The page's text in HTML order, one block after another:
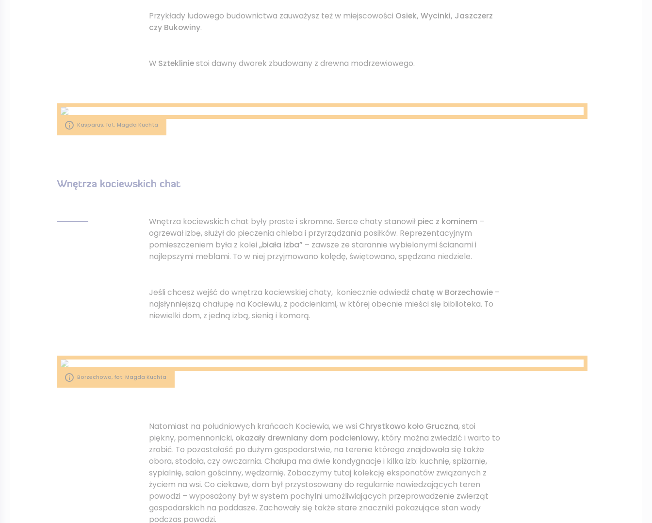
Przykłady ludowego budownictwa zauważysz też w miejscowości Osiek, Wycinki, Jaszczerz
czy Bukowiny.
W Sztekliniestoi dawny dworek zbudowany z drewna modrzewiowego.
Kasparus, fot. Magda Kuchta
Wnętrza kociewskich chat
Wnętrza kociewskich chat były proste i skromne. Serce chaty stanowił piec z kominem –
ogrzewał izbę, służył do pieczenia chleba i przyrządzania posiłków. Reprezentacyjnym
pomieszczeniem była z kolei „biała izba” – zawsze ze starannie wybielonymi ścianami i
najlepszymi meblami. To w niej przyjmowano kolędę, świętowano, spędzano niedziele.
Jeśli chcesz wejść do wnętrza kociewskiej chaty, koniecznie odwiedź chatę w Borzechowie –
najsłynniejszą chałupę na Kociewiu, z podcieniami, w której obecnie mieści się biblioteka. To
niewielki dom, z jedną izbą, sienią i komorą.
Borzechowo, fot. Magda Kuchta
Natomiast na południowych krańcach Kociewia, we wsi Chrystkowo koło Gruczna, stoi
piękny, pomennonicki, okazały drewniany dom podcieniowy, który można zwiedzić i warto to
zrobić. To pozostałość po dużym gospodarstwie, na terenie którego znajdowała się także
obora, stodoła, czy owczarnia. Chałupa ma dwie kondygnacje i kilka izb: kuchnię, spiżarnię,
sypialnię, salon gościnny, wędzarnię. Zobaczymy tutaj kolekcję eksponatów związanych z
życiem na wsi. Co ciekawe, dom był przystosowany do regularnie nawiedzających teren
powodzi – wyposażony był w system pochylni umożliwiających przeprowadzenie zwierząt
gospodarskich na poddasze. Zachowały się także stare znaczniki pokazujące stan wody
podczas powodzi.